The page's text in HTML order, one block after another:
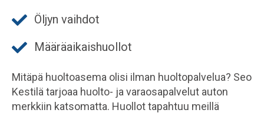
Öljyn vaihdot
Määräaikaishuollot
Mitäpä huoltoasema olisi ilman huoltopalvelua? Seo
Kestilä tarjoaa huolto- ja varaosapalvelut auton
merkkiin katsomatta. Huollot tapahtuu meillä